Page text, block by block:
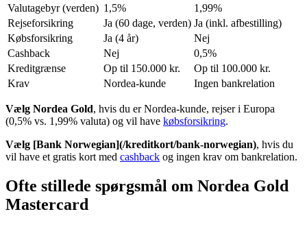
Valutagebyr (verden) 1,5%
1,99%
Rejseforsikring
Ja (60 dage, verden) Ja (inkl. afbestilling)
Købsforsikring
Ja (4 år)
Nej
Cashback
Nej
0,5%
Kreditgrænse
Op til 150.000 kr.
Op til 100.000 kr.
Krav
Nordea-kunde Ingen bankrelation
Vælg Nordea Gold, hvis du er Nordea-kunde, rejser i Europa
(0,5% vs. 1,99% valuta) og vil have købsforsikring.
Vælg [Bank Norwegian](/kreditkort/bank-norwegian), hvis du
vil have et gratis kort med cashback og ingen krav om bankrelation.
Ofte stillede spørgsmål om Nordea Gold
Mastercard